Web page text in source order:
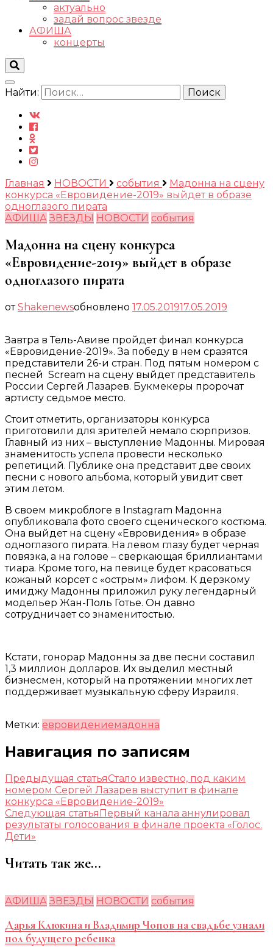
актуально
задай вопрос звезде
АФИША
концерты
Найти:
Главная НОВОСТИ события
Мадонна на сцену
конкурса «Евровидение-2019» выйдет в образе
одноглазого пирата
АФИША ЗВЕЗДЫ НОВОСТИ события
Мадонна на сцену конкурса
«Евровидение-2019» выйдет в образе
одноглазого пирата
отShakenewsобновлено 17.05.201917.05.2019
Завтра в Тель-Авиве пройдет финал конкурса
«Евровидение-2019». За победу в нем сразятся
представители 26-и стран. Под пятым номером с
песней Scream на сцену выйдет представитель
России Сергей Лазарев. Букмекеры пророчат
артисту седьмое место.
Стоит отметить, организаторы конкурса
приготовили для зрителей немало сюрпризов.
Главный из них – выступление Мадонны. Мировая
знаменитость успела провести несколько
репетиций. Публике она представит две своих
песни с нового альбома, который увидит свет
этим летом.
В своем микроблоге в Instagram Мадонна
опубликовала фото своего сценического костюма.
Она выйдет на сцену «Евровидения» в образе
одноглазого пирата. На левом глазу будет черная
повязка, а на голове – сверкающая бриллиантами
тиара. Кроме того, на певице будет красоваться
кожаный корсет с «острым» лифом. К дерзкому
имиджу Мадонны приложил руку легендарный
модельер Жан-Поль Готье. Он давно
сотрудничает со знаменитостью.
Кстати, гонорар Мадонны за две песни составил
1,3 миллион долларов. Их выделил местный
бизнесмен, который на протяжении многих лет
поддерживает музыкальную сферу Израиля.
Метки: евровидениемадонна
Навигация по записям
Предыдущая статьяСтало известно, под каким
номером Сергей Лазарев выступит в финале
конкурса «Евровидение-2019»
Следующая статьяПервый канала аннулировал
результаты голосования в финале проекта «Голос.
Дети»
Читать так же...
АФИША ЗВЕЗДЫ НОВОСТИ события
Дарья Клюкина и Владимир Чопов на свадьбе узнали
пол будущего ребенка